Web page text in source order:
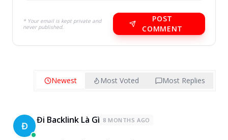
* Your email is kept private and
never published.
POST
COMMENT
Newest Most Voted Most Replies
Đ Đi Backlink Là Gì 8 MONTHS AGO